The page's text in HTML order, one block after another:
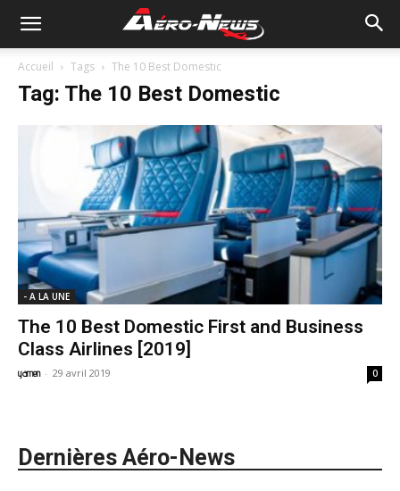
Accueil Tags The 10 Best Domestic
Tag: The 10 Best Domestic
- A LA UNE
The 10 Best Domestic First and Business
Class Airlines [2019]
yamen - 29 avril 2019 0
Dernières Aéro-News